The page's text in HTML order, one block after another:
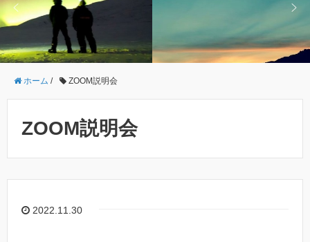
ホーム / ZOOM説明会
ZOOM説明会
2022.11.30